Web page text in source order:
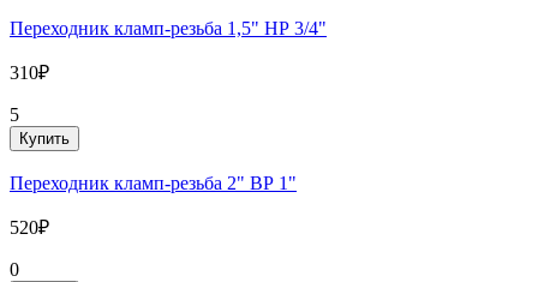
Переходник кламп-резьба 1,5" НР 3/4"
310₽
5
Купить
Переходник кламп-резьба 2" ВР 1"
520₽
0